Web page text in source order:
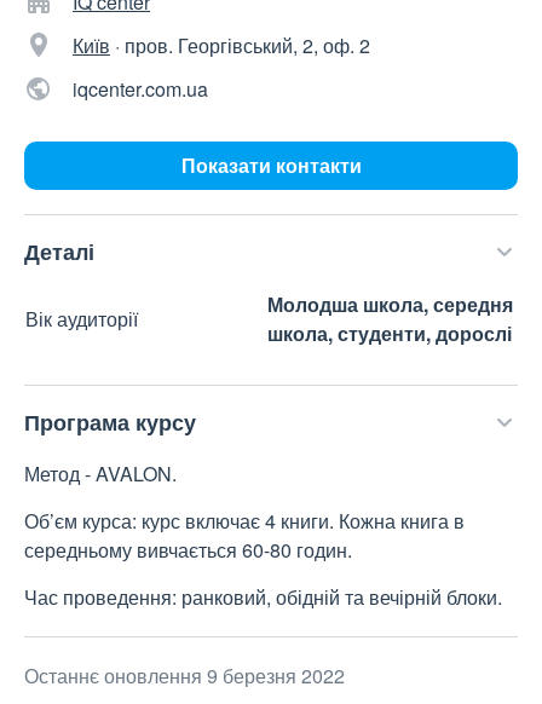
Київ · пров. Георгівський, 2, оф. 2
iqcenter.com.ua
Показати контакти
Деталі
Вік аудиторії
Молодша школа, середня
школа, студенти, дорослі
Програма курсу
Метод - AVALON.
Об’єм курса: курс включає 4 книги. Кожна книга в
середньому вивчається 60-80 годин.
Час проведення: ранковий, обідній та вечірній блоки.
Останнє оновлення 9 березня 2022